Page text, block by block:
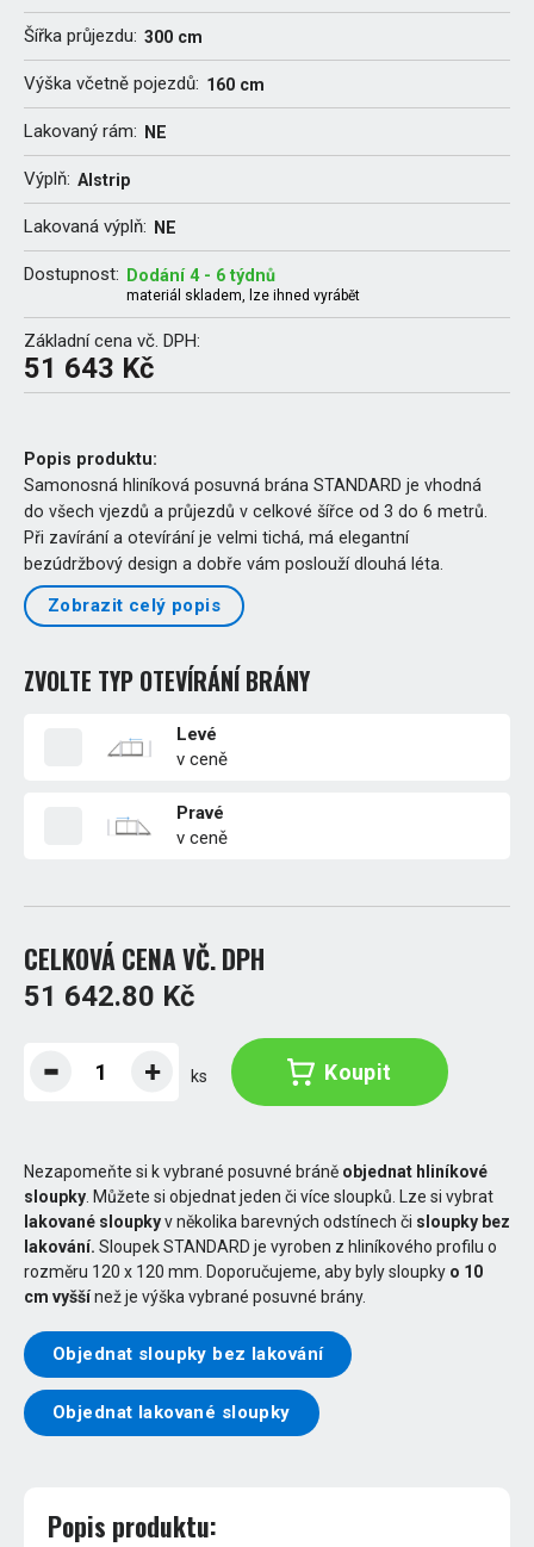
Šířka průjezdu: 300 cm
Výška včetně pojezdů: 160 cm
Lakovaný rám: NE
Výplň: Alstrip
Lakovaná výplň: NE
Dostupnost: Dodání 4 - 6 týdnů
materiál skladem, lze ihned vyrábět
Základní cena vč. DPH:
51 643 Kč
Popis produktu:
Samonosná hliníková posuvná brána STANDARD je vhodná
do všech vjezdů a průjezdů v celkové šířce od 3 do 6 metrů.
Při zavírání a otevírání je velmi tichá, má elegantní
bezúdržbový design a dobře vám poslouží dlouhá léta.
Zobrazit celý popis
ZVOLTE TYP OTEVÍRÁNÍ BRÁNY
Levé
v ceně
Pravé
v ceně
CELKOVÁ CENA VČ. DPH
51 642.80 Kč
ks Koupit
Nezapomeňte si k vybrané posuvné bráně objednat hliníkové
sloupky . Můžete si objednat jeden či více sloupků. Lze si vybrat
lakované sloupkyv několika barevných odstínech či sloupky bez
lakování. Sloupek STANDARD je vyroben z hliníkového profilu o
rozměru 120 x 120 mm. Doporučujeme, aby byly sloupky o 10
cm vyššínež je výška vybrané posuvné brány.
Objednat sloupky bez lakování
Objednat lakované sloupky
Popis produktu: